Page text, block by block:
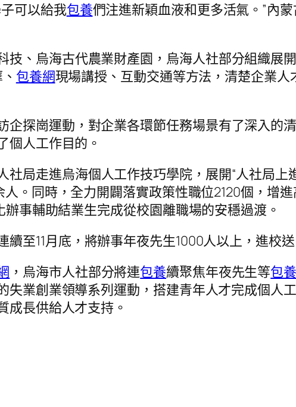
可以給我包養們注進新穎血液和更多活氣。”內
、烏海古代農業財產園，烏海人社部分組織展
包養網現場講授、互動交通等方法，清楚企業
企探崗運動，對企業各環節任務場景有了深入的
個人工作目的。
社局走進烏海個人工作技巧學院，展開“人社局上
。同時，全力開闢落實政策性職位2120個，增
事輔助結業生完成從校園離職場的安穩過渡。
至11月底，將辦事年夜先生1000人以上，進校
，烏海市人社部分將連包養續聚焦年夜先生等包
失業創業領導系列運動，搭建青年人才完成個人
成長供給人才支持。